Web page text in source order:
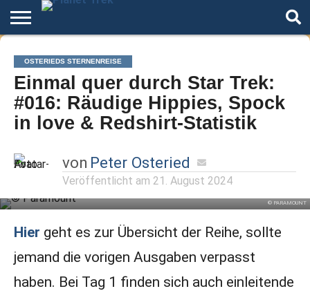
Home
Der
Podcast
Über
Star
Trek
Artikel
Andere
Welten
Autoren
OSTERIEDS STERNENREISE
Einmal quer durch Star Trek:
#016: Räudige Hippies, Spock
in love & Redshirt-Statistik
von Peter Osteried
Veröffentlicht am 21. August 2024
© PARAMOUNT
Hier geht es zur Übersicht der Reihe, sollte
jemand die vorigen Ausgaben verpasst
haben. Bei Tag 1 finden sich auch einleitende